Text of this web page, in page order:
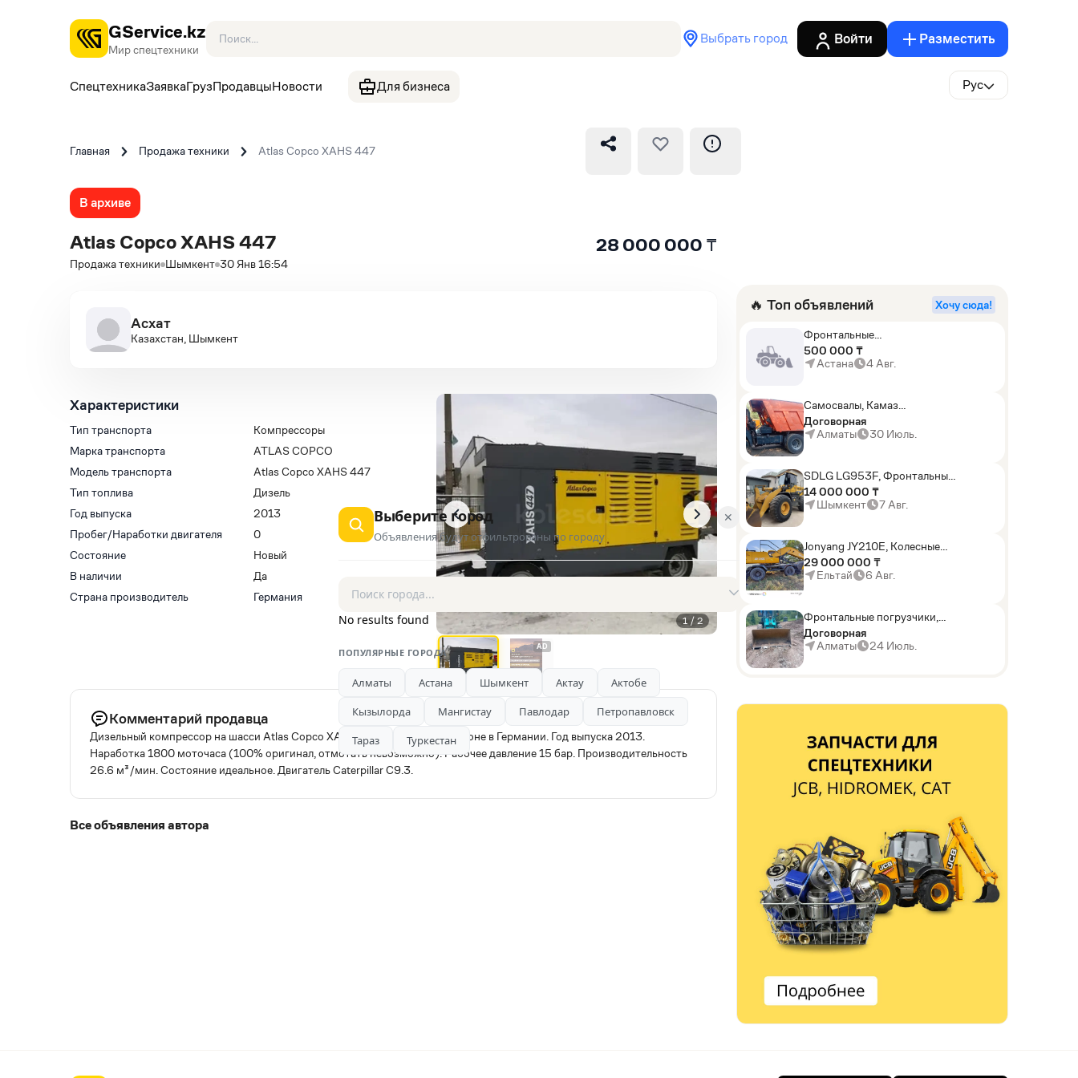
GService.kz
Мир спецтехники
Выбрать город Войти Разместить
СпецтехникаЗаявкаГрузПродавцыНовости Для бизнеса Рус
Главная Продажа техники Atlas Copco XAHS 447
В архиве
Atlas Copco XAHS 447
Продажа техники Шымкент 30 Янв 16:54
28 000 000 ₸
Асхат
Казахстан, Шымкент
Характеристики
Тип транспорта
Компрессоры
Марка транспорта
ATLAS COPCO
Модель транспорта
Atlas Copco XAHS 447
Тип топлива
Дизель
Год выпуска
2013
Пробег/Наработки двигателя
0
Состояние
Новый
В наличии
Да
Страна производитель
Германия
1 / 2
AD
Комментарий продавца
Дизельный компрессор на шасси Atlas Copco XAHS 447. Куплен на аукционе в Германии. Год выпуска 2013.
Наработка 1800 моточаса (100% оригинал, отмотать невозможно). Рабочее давление 15 бар. Производительность
26.6 м³/мин. Состояние идеальное. Двигатель Caterpillar C9.3.
Все объявления автора
🔥 Топ объявлений Хочу сюда!
Фронтальные
погрузчики,Экскаваторы-
погрузчики,Мини-
погрузчики,Горные
500 000 ₸
Астана
4 Авг.
Самосвалы, Камаз
АГП-29РТ (шасси
KАМАЗ-43114 6x6)
Договорная
Алматы
30 Июль.
SDLG LG953F, Фронтальные
погрузчики
14 000 000 ₸
Шымкент
7 Авг.
Jonyang JY210E, Колесные
экскаваторы
29 000 000 ₸
Ельтай
6 Авг.
Фронтальные погрузчики,
Sunward ZYJ 320
Договорная
Алматы
24 Июль.
✕
Выберите город
Объявления будут отфильтрованы по городу
No results found
ПОПУЛЯРНЫЕ ГОРОДА
Алматы Астана Шымкент Актау
Актобе
Кызылорда
Мангистау Павлодар
Петропавловск
Тараз
Туркестан